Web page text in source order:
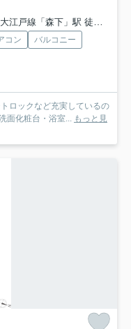
江戸線「森下」駅 徒歩4分
コン
バルコニー
ロックなど充実しているの
面化粧台・浴室... もっと見